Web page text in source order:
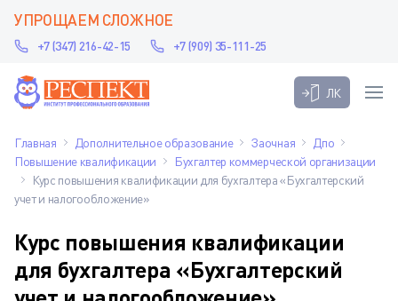
УПРОЩАЕМ СЛОЖНОЕ
+7 (347) 216-42-15 +7 (909) 35-111-25
ЛК
Главная Дополнительное образование Заочная
Дпо
Повышение квалификации
Бухгалтер коммерческой организации
Курс повышения квалификации для бухгалтера «Бухгалтерский
учет и налогообложение»
Курс повышения квалификации
для бухгалтера «Бухгалтерский